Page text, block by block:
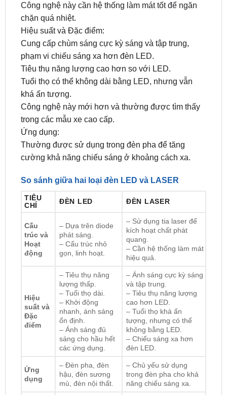
Công nghệ này cần hệ thống làm mát tốt để ngăn
chặn quá nhiệt.
Hiệu suất và Đặc điểm:
Cung cấp chùm sáng cực kỳ sáng và tập trung,
phạm vi chiếu sáng xa hơn đèn LED.
Tiêu thụ năng lượng cao hơn so với LED.
Tuổi thọ có thể không dài bằng LED, nhưng vẫn
khá ấn tượng.
Công nghệ này mới hơn và thường được tìm thấy
trong các mẫu xe cao cấp.
Ứng dụng:
Thường được sử dụng trong đèn pha để tăng
cường khả năng chiếu sáng ở khoảng cách xa.
So sánh giữa hai loại đèn LED và LASER
TIÊU
CHÍ
ĐÈN LED ĐÈN LASER
Cấu
trúc và
Hoạt
động
– Dựa trên diode
phát sáng.
– Cấu trúc nhỏ
gọn, linh hoạt.
– Sử dụng tia laser để
kích hoạt chất phát
quang.
– Cần hệ thống làm mát
hiệu quả.
Hiệu
suất và
Đặc
điểm
– Tiêu thụ năng
lượng thấp.
– Tuổi thọ dài.
– Khởi động
nhanh, ánh sáng
ổn định.
– Ánh sáng đủ
sáng cho hầu hết
các ứng dụng.
– Ánh sáng cực kỳ sáng
và tập trung.
– Tiêu thụ năng lượng
cao hơn LED.
– Tuổi thọ khá ấn
tượng, nhưng có thể
không bằng LED.
– Chiếu sáng xa hơn
đèn LED.
Ứng
dụng
– Đèn pha, đèn
hậu, đèn sương
mù, đèn nội thất.
– Chủ yếu sử dụng
trong đèn pha cho khả
năng chiếu sáng xa.